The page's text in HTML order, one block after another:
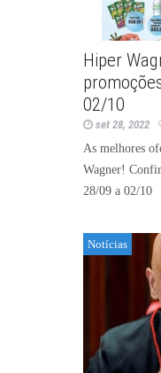
Hiper
02/10
set 28, 2022
As melhores
Wagner!
28/09 a 02/10
Notícias